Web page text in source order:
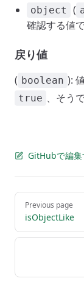
object (
確認する値で
戻り値
( boolean ):
true 、そう
GitHubで編集
Pager
Previous page
isObjectLike